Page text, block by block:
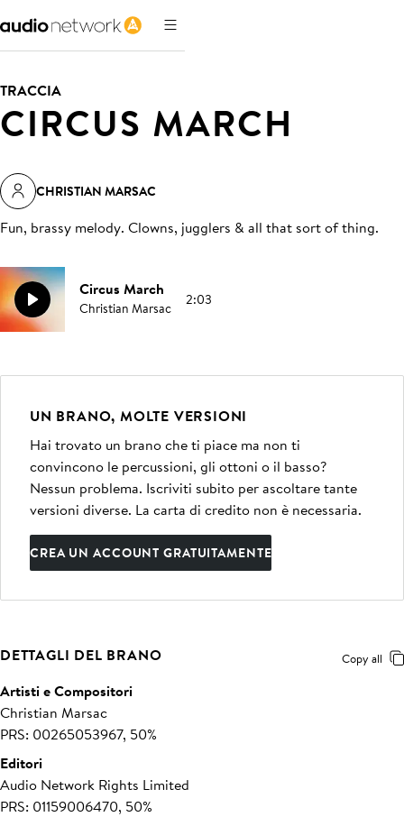
TRACCIA
CIRCUS MARCH
CHRISTIAN MARSAC
Fun, brassy melody. Clowns, jugglers & all that sort of thing.
Circus March
Christian Marsac 2:03
UN BRANO, MOLTE VERSIONI
Hai trovato un brano che ti piace ma non ti
convincono le percussioni, gli ottoni o il basso?
Nessun problema. Iscriviti subito per ascoltare tante
versioni diverse. La carta di credito non è necessaria.
CREA UN ACCOUNT GRATUITAMENTE
DETTAGLI DEL BRANO Copy all
Artisti e Compositori
Christian Marsac
PRS: 00265053967, 50%
Editori
Audio Network Rights Limited
PRS: 01159006470, 50%